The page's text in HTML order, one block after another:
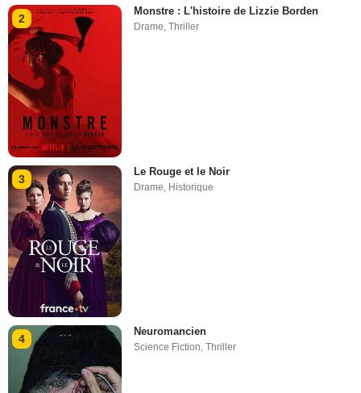
2
Monstre : L'histoire de Lizzie Borden
Drame,Thriller
3
Le Rouge et le Noir
Drame Historique
4
Neuromancien
Science Fiction,Thriller